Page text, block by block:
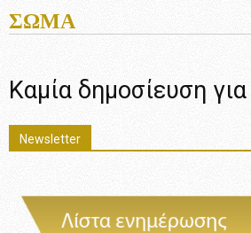
ΣΏΜΑ
Καμία δημοσίευση
Newsletter